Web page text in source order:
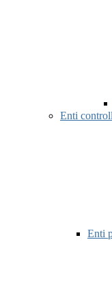
Enti
Enti